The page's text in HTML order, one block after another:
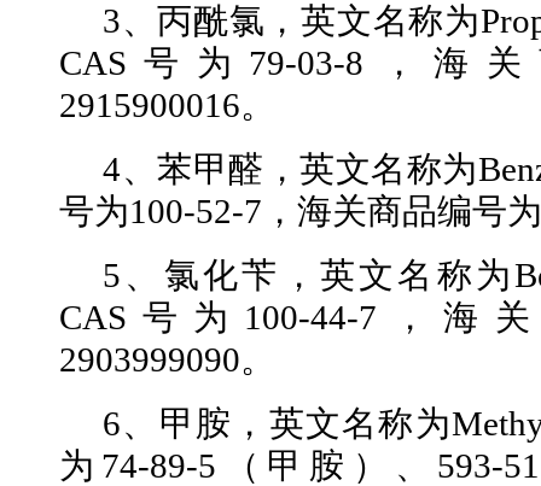
3、丙酰氯，英文名称为
CAS号为79-03-8，海
2915900016。
4、苯甲醛，英文名称为
号为100-52-7，海关商品编号
5、氯化苄，英文名称为
CAS号为100-44-7，海
2903999090。
6、甲胺，英文名称为
为74-89-5（甲胺）、593-